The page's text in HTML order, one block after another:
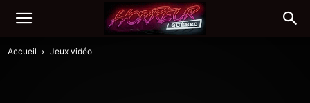
Accueil Jeux vidéo